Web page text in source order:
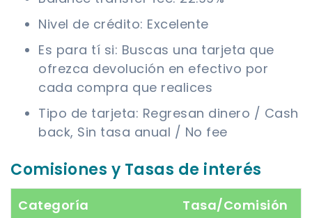
Nivel de crédito: Excelente
Es para tí si: Buscas una tarjeta que
ofrezca devolución en efectivo por
cada compra que realices
Tipo de tarjeta: Regresan dinero / Cash
back, Sin tasa anual / No fee
Comisiones y Tasas de interés
Categoría
Tasa/Comisión